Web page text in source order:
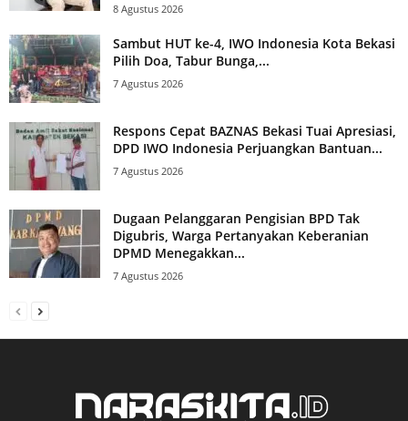
8 Agustus 2026
Sambut HUT ke-4, IWO Indonesia Kota Bekasi
Pilih Doa, Tabur Bunga,...
7 Agustus 2026
Respons Cepat BAZNAS Bekasi Tuai Apresiasi,
DPD IWO Indonesia Perjuangkan Bantuan...
7 Agustus 2026
Dugaan Pelanggaran Pengisian BPD Tak
Digubris, Warga Pertanyakan Keberanian
DPMD Menegakkan...
7 Agustus 2026